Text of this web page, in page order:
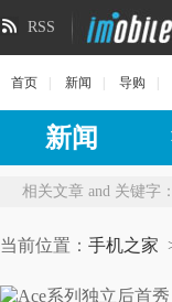
RSS
首页 新闻 导购
新闻
相关文章 and 关键字：
当前位置： 手机之家